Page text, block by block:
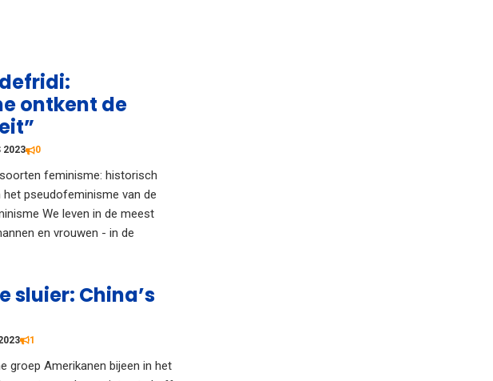
ontkent de
2023 0
feminisme: historisch
het pseudofeminisme van de
We leven in de meest
en vrouwen - in de
sluier: China’s
1
groep Amerikanen bijeen in het